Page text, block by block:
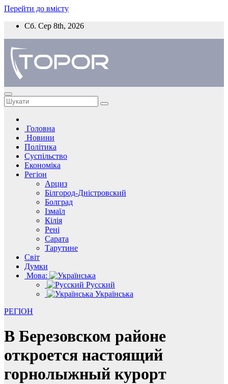
Перейти до вмісту
Сб. Сер 8th, 2026
Головна
Новини
Політика
Суспільство
Економіка
Регіон
Арциз
Білгород-Дністровский
Болград
Ізмаїл
Кілія
Рені
Сарата
Тарутине
Світ
Думки
Мова:
Русский
Українська
РЕГІОН
В Березовском районе
откроется настоящий
горнолыжный курорт